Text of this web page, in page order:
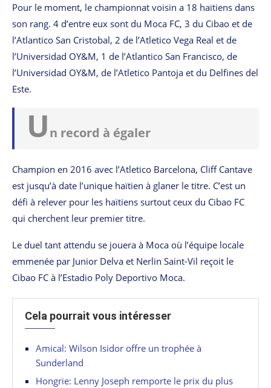
Pour le moment, le championnat voisin a 18 haïtiens dans
son rang. 4 d’entre eux sont du Moca FC, 3 du Cibao et de
l’Atlantico San Cristobal, 2 de l’Atletico Vega Real et de
l’Universidad OY&M, 1 de l’Atlantico San Francisco, de
l’Universidad OY&M, de l’Atletico Pantoja et du Delfines del
Este.
Un record à égaler
Champion en 2016 avec l’Atletico Barcelona, Cliff Cantave
est jusqu’à date l’unique haïtien à glaner le titre. C’est un
défi à relever pour les haïtiens surtout ceux du Cibao FC
qui cherchent leur premier titre.
Le duel tant attendu se jouera à Moca où l’équipe locale
emmenée par Junior Delva et Nerlin Saint-Vil reçoit le
Cibao FC à l’Estadio Poly Deportivo Moca.
Cela pourrait vous intéresser
Amical: Wilson Isidor offre un trophée à
Sunderland
Hongrie: Lenny Joseph remporte le prix du plus